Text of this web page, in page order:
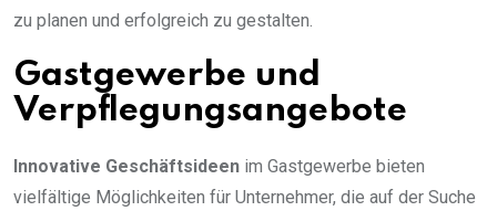
zu planen und erfolgreich zu gestalten.
Gastgewerbe und
Verpflegungsangebote
Innovative Geschäftsideen im Gastgewerbe bieten
vielfältige Möglichkeiten für Unternehmer, die auf der Suche